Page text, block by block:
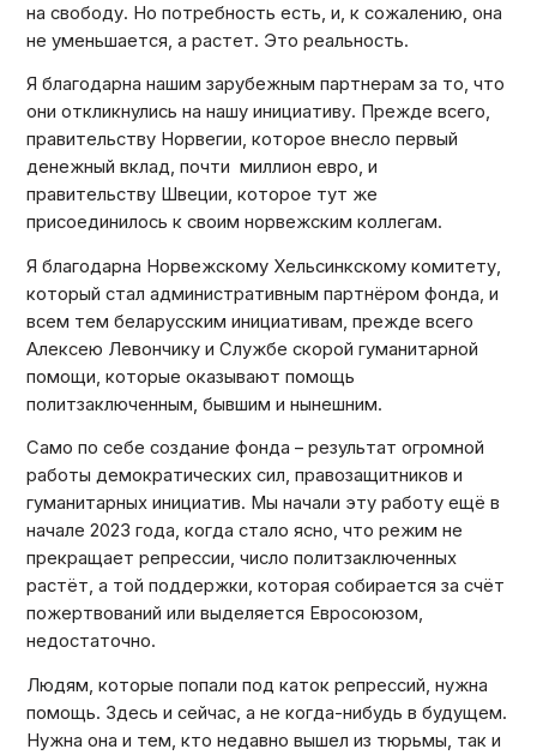
на свободу. Но потребность есть, и, к сожалению, она
не уменьшается, а растет. Это реальность.
Я благодарна нашим зарубежным партнерам за то, что
они откликнулись на нашу инициативу. Прежде всего,
правительству Норвегии, которое внесло первый
денежный вклад, почти миллион евро, и
правительству Швеции, которое тут же
присоединилось к своим норвежским коллегам.
Я благодарна Норвежскому Хельсинкскому комитету,
который стал административным партнёром фонда, и
всем тем беларусским инициативам, прежде всего
Алексею Левончику и Службе скорой гуманитарной
помощи, которые оказывают помощь
политзаключенным, бывшим и нынешним.
Само по себе создание фонда – результат огромной
работы демократических сил, правозащитников и
гуманитарных инициатив. Мы начали эту работу ещё в
начале 2023 года, когда стало ясно, что режим не
прекращает репрессии, число политзаключенных
растёт, а той поддержки, которая собирается за счёт
пожертвований или выделяется Евросоюзом,
недостаточно.
Людям, которые попали под каток репрессий, нужна
помощь. Здесь и сейчас, а не когда-нибудь в будущем.
Нужна она и тем, кто недавно вышел из тюрьмы, так и